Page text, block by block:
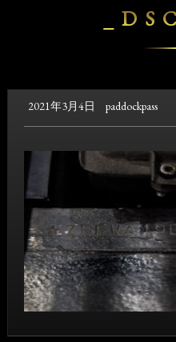
2021年3月4日 paddockpass